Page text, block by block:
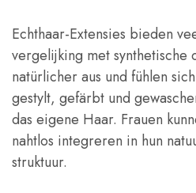
Echthaar-Extensies bieden
vergelijking met synthetische
natürlicher aus und fühlen
gestylt, gefärbt und
das eigene Haar. Frauen
nahtlos integreren in hun
struktuur.